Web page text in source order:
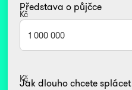
Kč
Představa o půjčce
Kč
Jak dlouho chcete splácet